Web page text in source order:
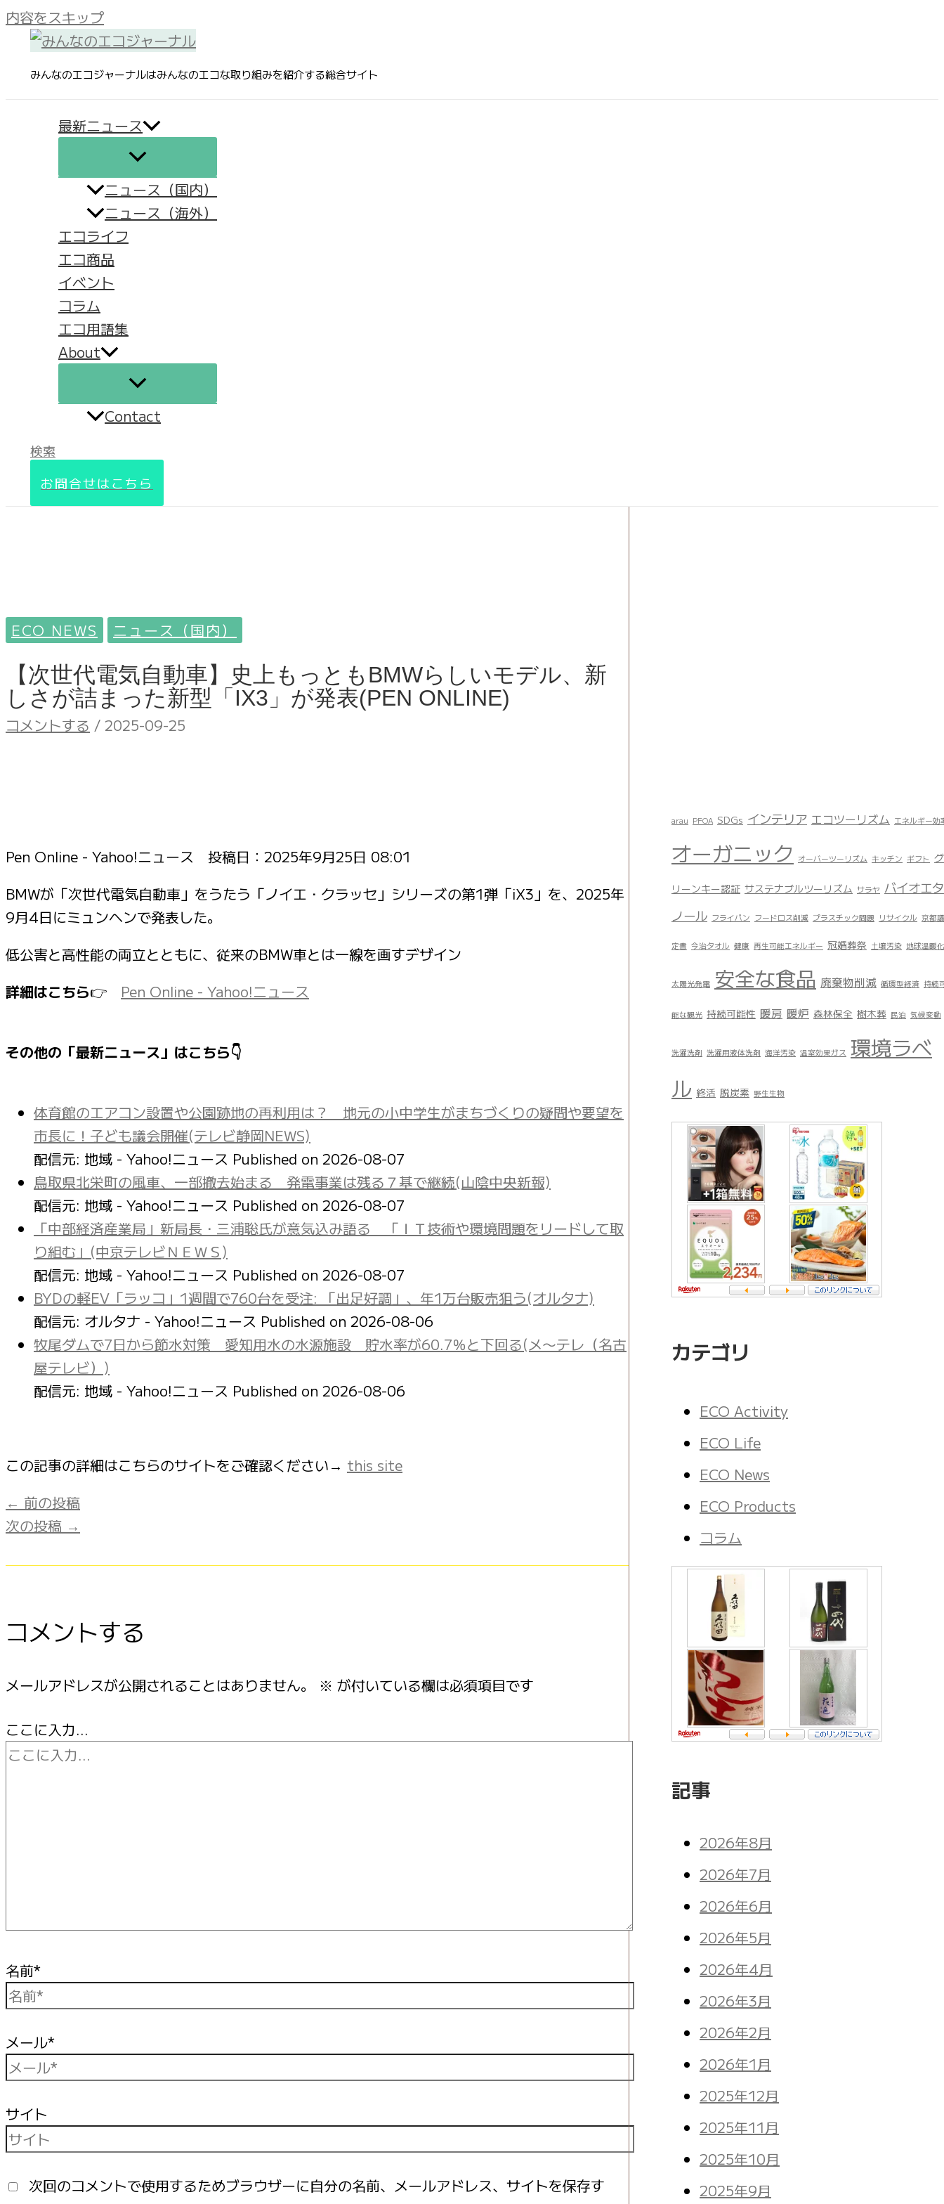
内容をスキップ
みんなのエコジャーナルはみんなのエコな取り組みを紹介する総合サイト
最新ニュース
ニュース（国内）
ニュース（海外）
エコライフ
エコ商品
イベント
コラム
エコ用語集
About
Contact
検索
お問合せはこちら
ECO NEWS ニュース（国内）
【次世代電気自動車】史上もっともBMWらしいモデル、新
しさが詰まった新型「IX3」が発表(PEN ONLINE)
コメントする / 2025-09-25
Pen Online - Yahoo!ニュース 投稿日： 2025年9月25日 08:01
BMWが「次世代電気自動車」をうたう「ノイエ・クラッセ」シリーズの第1弾「iX3」を、2025年
9月4日にミュンヘンで発表した。
低公害と高性能の両立とともに、従来のBMW車とは一線を画すデザイン
詳細はこちら👉 Pen Online - Yahoo!ニュース
その他の「最新ニュース」はこちら👇
体育館のエアコン設置や公園跡地の再利用は？ 地元の小中学生がまちづくりの疑問や要望を
市長に！子ども議会開催(テレビ静岡NEWS)
配信元: 地域 - Yahoo!ニュース Published on 2026-08-07
鳥取県北栄町の風車、一部撤去始まる 発電事業は残る７基で継続(山陰中央新報)
配信元: 地域 - Yahoo!ニュース Published on 2026-08-07
「中部経済産業局」新局長・三浦聡氏が意気込み語る 「ＩＴ技術や環境問題をリードして取
り組む」(中京テレビＮＥＷＳ)
配信元: 地域 - Yahoo!ニュース Published on 2026-08-07
BYDの軽EV「ラッコ」1週間で760台を受注: 「出足好調」、年1万台販売狙う(オルタナ)
配信元: オルタナ - Yahoo!ニュース Published on 2026-08-06
牧尾ダムで7日から節水対策 愛知用水の水源施設 貯水率が60.7％と下回る(メ〜テレ（名古
屋テレビ）)
配信元: 地域 - Yahoo!ニュース Published on 2026-08-06
この記事の詳細はこちらのサイトをご確認ください→ this site
← 前の投稿
次の投稿 →
コメントする
メールアドレスが公開されることはありません。 ※ が付いている欄は必須項目です
ここに入力…
名前*
メール*
サイト
次回のコメントで使用するためブラウザーに自分の名前、メールアドレス、サイトを保存す
arau PFOA SDGs インテリア エコツーリズム エネルギー効
オーガニック オーバーツーリズム キッチン ギフト グ
リーンキー認証 サステナブルツーリズム サラヤ バイオエタ
ノール フライパン フードロス削減 プラスチック問題 リサイクル 京都議
定書 今治タオル 健康 再生可能エネルギー 冠婚葬祭 土壌汚染 地球温暖化
太陽光発電 安全な食品 廃棄物削減 循環型経済 持続
能な観光 持続可能性 暖房 暖炉 森林保全 樹木葬 民泊 気候変動
洗濯洗剤 洗濯用液体洗剤 海洋汚染 温室効果ガス 環境ラベ
ル 終活 脱炭素 野生生物
カテゴリ
ECO Activity
ECO Life
ECO News
ECO Products
コラム
記事
2026年8月
2026年7月
2026年6月
2026年5月
2026年4月
2026年3月
2026年2月
2026年1月
2025年12月
2025年11月
2025年10月
2025年9月